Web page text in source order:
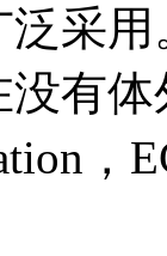
采
有体